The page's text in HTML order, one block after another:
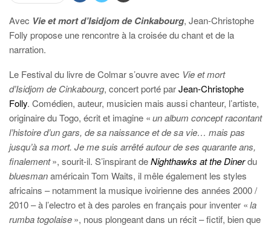
Avec Vie et mort d’Isidjom de Cinkabourg, Jean-Christophe
Folly propose une rencontre à la croisée du chant et de la
narration.
Le Festival du livre de Colmar s’ouvre avec Vie et mort
d’Isidjom de Cinkabourg, concert porté parJean-Christophe
Folly. Comédien, auteur, musicien mais aussi chanteur, l’artiste,
originaire du Togo, écrit et imagine «un album concept racontant
l’histoire d’un gars, de sa naissance et de sa vie… mais pas
jusqu’à sa mort. Je me suis arrêté autour de ses quarante ans,
finalement», sourit-il. S’inspirant deNighthawks at the Dinerdu
bluesmanaméricain Tom Waits, il mêle également les styles
africains – notamment la musique ivoirienne des années 2000 /
2010 – à l’electro et à des paroles en français pour inventer «la
rumba togolaise», nous plongeant dans un récit – fictif, bien que